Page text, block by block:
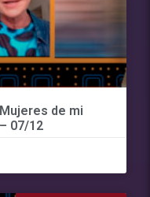
de mi
07/12